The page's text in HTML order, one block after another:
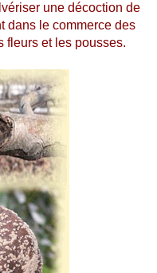
une décoction de
dans le commerce des
fleurs et les pousses.